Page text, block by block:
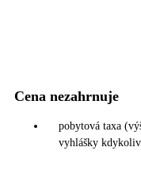
Cena nezahrnuje
pobytová taxa
vyhlášky kdykoliv